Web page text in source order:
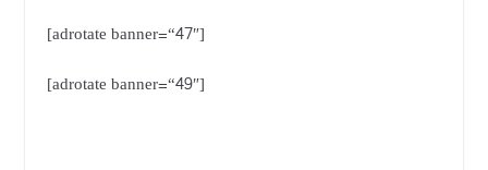
[adrotate banner=“47″]
[adrotate banner=“49″]